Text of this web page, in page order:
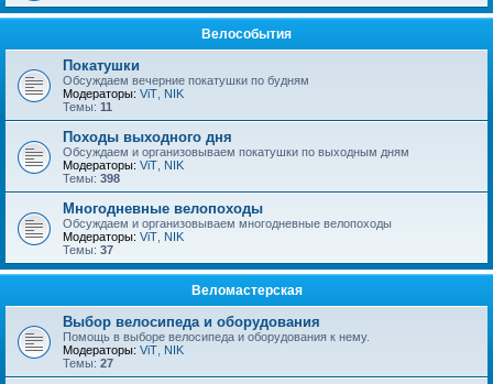
Велособытия
Покатушки
Обсуждаем вечерние покатушки по будням
Модераторы: ViT NIK
Темы: 11
Походы выходного дня
Обсуждаем и организовываем покатушки по выходным дням
Модераторы: ViT NIK
Темы: 398
Многодневные велопоходы
Обсуждаем и организовываем многодневные велопоходы
Модераторы: ViT NIK
Темы: 37
Веломастерская
Выбор велосипеда и оборудования
Помощь в выборе велосипеда и оборудования к нему.
Модераторы: ViT NIK
Темы: 27